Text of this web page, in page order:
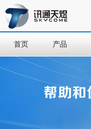
首页 产品